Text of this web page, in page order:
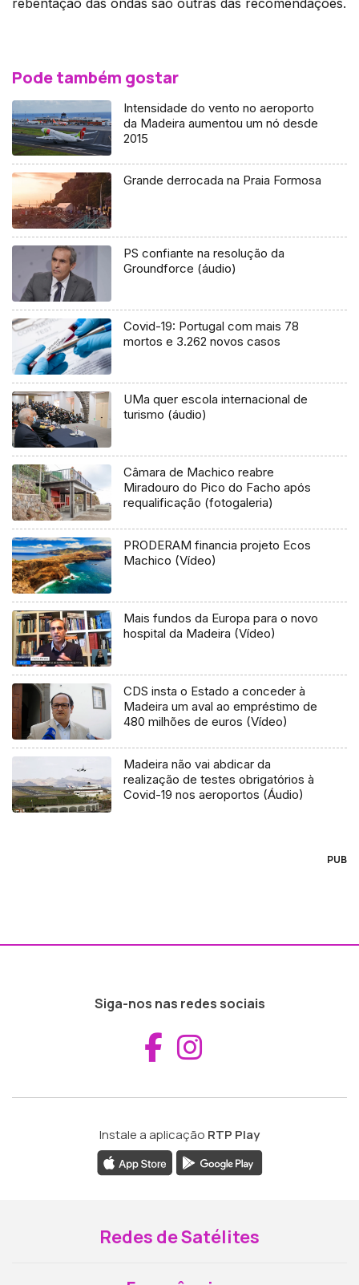
Pode também gostar
Intensidade do vento no aeroporto
da Madeira aumentou um nó desde
2015
Grande derrocada na Praia Formosa
PS confiante na resolução da
Groundforce (áudio)
Covid-19: Portugal com mais 78
mortos e 3.262 novos casos
UMa quer escola internacional de
turismo (áudio)
Câmara de Machico reabre
Miradouro do Pico do Facho após
requalificação (fotogaleria)
PRODERAM financia projeto Ecos
Machico (Vídeo)
Mais fundos da Europa para o novo
hospital da Madeira (Vídeo)
CDS insta o Estado a conceder à
Madeira um aval ao empréstimo de
480 milhões de euros (Vídeo)
Madeira não vai abdicar da
realização de testes obrigatórios à
Covid-19 nos aeroportos (Áudio)
PUB
Siga-nos nas redes sociais
Aceder ao
Instale a aplicação RTP Play
Redes de Satélites